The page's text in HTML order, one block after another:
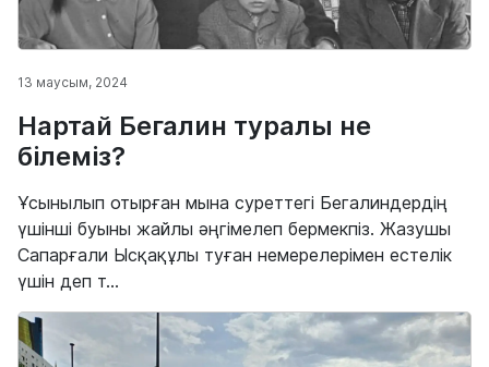
13 маусым, 2024
Нартай Бегалин туралы не
білеміз?
Ұсынылып отырған мына суреттегі Бегалиндердің
үшінші буыны жайлы әңгімелеп бермекпіз. Жазушы
Сапарғали Ысқақұлы туған немерелерімен естелік
үшін деп т...